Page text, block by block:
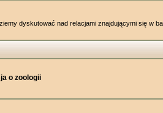
dyskutować nad relacjami znajdującymi się w
o zoologii